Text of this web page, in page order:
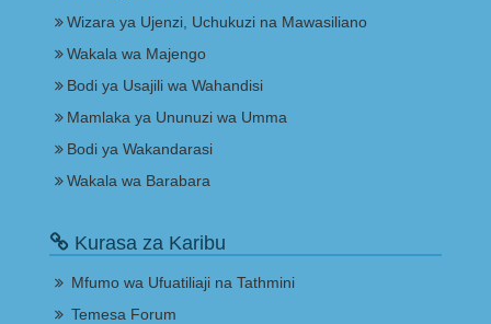
Wizara ya Ujenzi, Uchukuzi na Mawasiliano
Wakala wa Majengo
Bodi ya Usajili wa Wahandisi
Mamlaka ya Ununuzi wa Umma
Bodi ya Wakandarasi
Wakala wa Barabara
Kurasa za Karibu
Mfumo wa Ufuatiliaji na Tathmini
Temesa Forum